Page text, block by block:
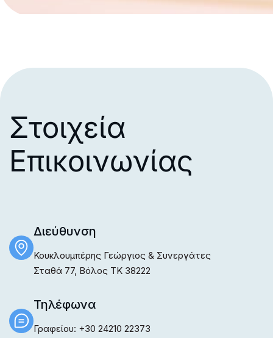
Στοιχεία
Επικοινωνίας
Διεύθυνση
Κουκλουμπέρης Γεώργιος & Συνεργάτες
Σταθά 77, Βόλος TK 38222
Τηλέφωνα
Γραφείου: +30 24210 22373